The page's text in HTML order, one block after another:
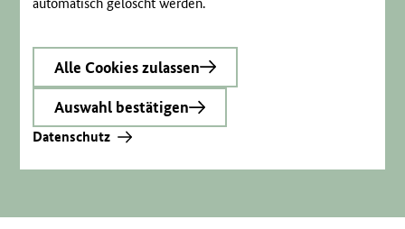
Alle Cookies zulassen
Auswahl bestätigen
Datenschutz